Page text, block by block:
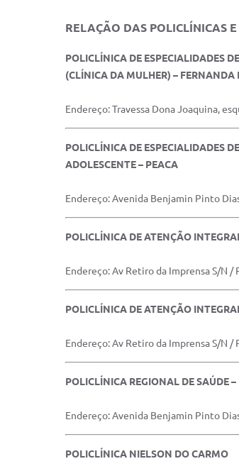
RELAÇÃO DAS POLICLÍNICAS
POLICLÍNICA DE ESPECIALIDADES
(CLÍNICA DA MULHER) – FERNANDA
Endereço: Travessa Dona Joaquina,
POLICLÍNICA DE ESPECIALIDADES
ADOLESCENTE – PEACA
Endereço: Avenida Benjamin Pinto
POLICLÍNICA DE ATENÇÃO
Endereço: Av Retiro da Imprensa S/N /
POLICLÍNICA DE ATENÇÃO
Endereço: Av Retiro da Imprensa S/N /
POLICLÍNICA REGIONAL DE SAÚDE
Endereço: Avenida Benjamin Pinto
POLICLÍNICA NIELSON DO CARMO